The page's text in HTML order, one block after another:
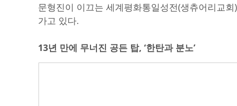
문형진이 이끄는 세계평화통일성전(생츄어리교
가고 있다.
13년 만에 무너진 공든 탑, ‘한탄과 분노’